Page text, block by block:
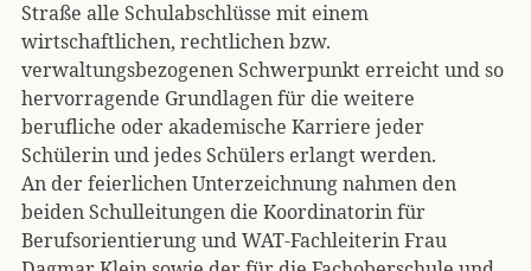
Straße alle Schulabschlüsse mit einem
wirtschaftlichen, rechtlichen bzw.
verwaltungsbezogenen Schwerpunkt erreicht und so
hervorragende Grundlagen für die weitere
berufliche oder akademische Karriere jeder
Schülerin und jedes Schülers erlangt werden.
An der feierlichen Unterzeichnung nahmen den
beiden Schulleitungen die Koordinatorin für
Berufsorientierung und WAT-Fachleiterin Frau